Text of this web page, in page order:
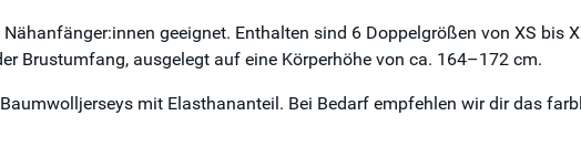
geeignet. Enthalten sind 6 Doppelgrößen von XS bis
Brustumfang, ausgelegt auf eine Körperhöhe von ca. 164–172 cm.
mit Elasthananteil. Bei Bedarf empfehlen wir dir das